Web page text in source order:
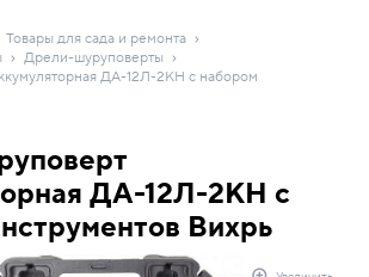
Товары для сада и ремонта
Дрели-шуруповерты
ДА-12Л-2КН с набором
ДА-12Л-2КН с
Вихрь